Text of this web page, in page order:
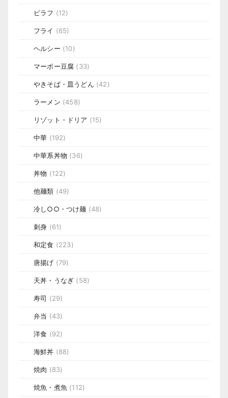
ピラフ (12)
フライ (65)
ヘルシー (10)
マーボー豆腐 (33)
やきそば・皿うどん (42)
ラーメン (458)
リゾット・ドリア (15)
中華 (192)
中華系丼物 (36)
丼物 (122)
他麺類 (49)
冷し○○・つけ麺 (48)
刺身 (61)
和定食 (223)
唐揚げ (79)
天丼・うなぎ (58)
寿司 (29)
弁当 (43)
洋食 (92)
海鮮丼 (88)
焼肉 (83)
焼魚・煮魚 (112)